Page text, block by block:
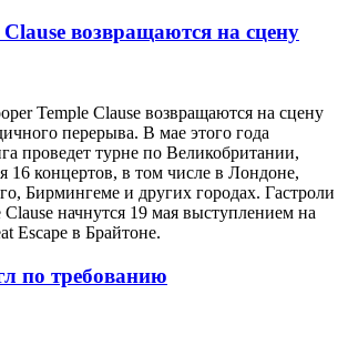
возвращаются на сцену
Temple Clause возвращаются на сцену
перерыва. В мае этого года
проведет турне по Великобритании,
16 концертов, в том числе в Лондоне,
Бирмингеме и других городах. Гастроли
начнутся 19 мая выступлением на
Escape в Брайтоне.
по требованию